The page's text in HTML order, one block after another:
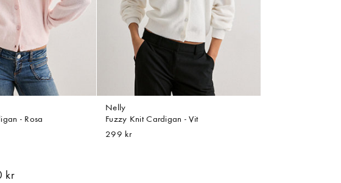
- Rosa
Nelly
Fuzzy Knit Cardigan - Vit
299 kr
kr